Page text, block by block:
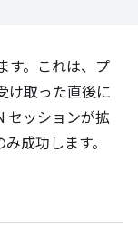
す。これは、プ
け取った直後に
セッションが拡
成功します。